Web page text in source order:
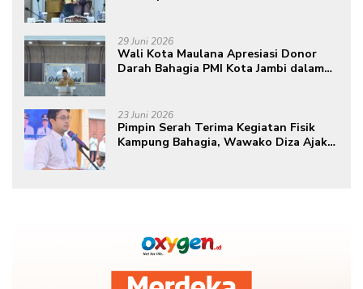
29 Juni 2026
Wali Kota Maulana Apresiasi Donor
Darah Bahagia PMI Kota Jambi dalam
23 Juni 2026
Pimpin Serah Terima Kegiatan Fisik
Kampung Bahagia, Wawako Diza Ajak